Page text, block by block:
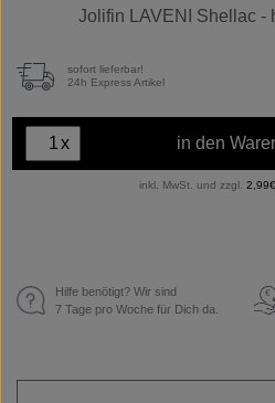
Jolifin LAVENI Shellac -
sofort lieferbar!
24h Express Artikel
x in den
inkl. MwSt. und zzgl.
Hilfe benötigt? Wir sind
7 Tage pro Woche für Dich da.
€